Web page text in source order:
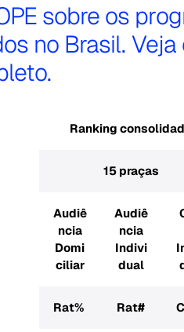
sobre os
no Brasil. Veja
Ranking
15 praças
Audiê
ncia
Domi
ciliar
Audiê
ncia
Indivi
dual
Rat% Rat#